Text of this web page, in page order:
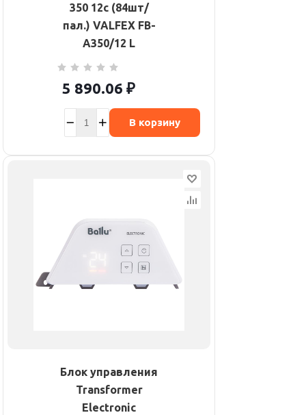
350 12с (84шт/
пал.) VALFEX FB-
A350/12 L
5 890.06 ₽
В корзину
Блок управления
Transformer
Electronic